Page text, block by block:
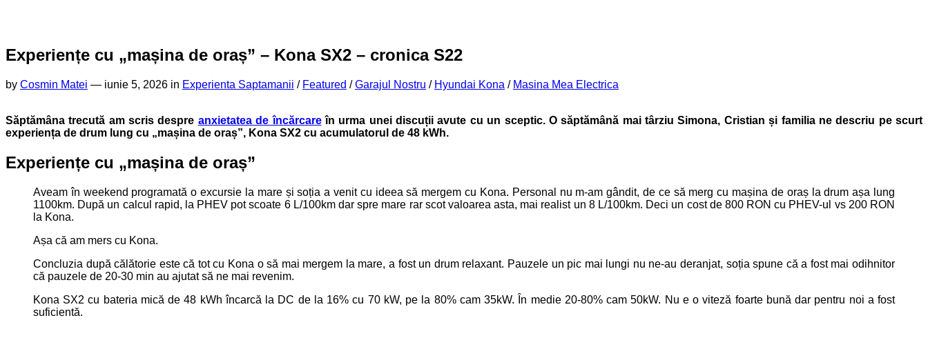
Experiențe cu „mașina de oraș” – Kona SX2 – cronica S22
by Cosmin Matei — iunie 5, 2026 in Experienta Saptamanii / Featured /Garajul Nostru / Hyundai Kona / Masina Mea Electrica
Săptămâna trecută am scris despre anxietatea de încărcareîn urma unei discuții avute cu un sceptic. O săptămână mai târziu Simona, Cristian și familia ne descriu pe scurt
experiența de drum lung cu „mașina de oraș”, Kona SX2 cu acumulatorul de 48 kWh.
Experiențe cu „mașina de oraș”
Aveam în weekend programată o excursie la mare și soția a venit cu ideea să mergem cu Kona. Personal nu m-am gândit, de ce să merg cu mașina de oraș la drum așa lung
1100km. După un calcul rapid, la PHEV pot scoate 6 L/100km dar spre mare rar scot valoarea asta, mai realist un 8 L/100km. Deci un cost de 800 RON cu PHEV-ul vs 200 RON
la Kona.
Așa că am mers cu Kona.
Concluzia după călătorie este că tot cu Kona o să mai mergem la mare, a fost un drum relaxant. Pauzele un pic mai lungi nu ne-au deranjat, soția spune că a fost mai odihnitor
că pauzele de 20-30 min au ajutat să ne mai revenim.
Kona SX2 cu bateria mică de 48 kWh încarcă la DC de la 16% cu 70 kW, pe la 80% cam 35kW. În medie 20-80% cam 50kW. Nu e o viteză foarte bună dar pentru noi a fost
suficientă.